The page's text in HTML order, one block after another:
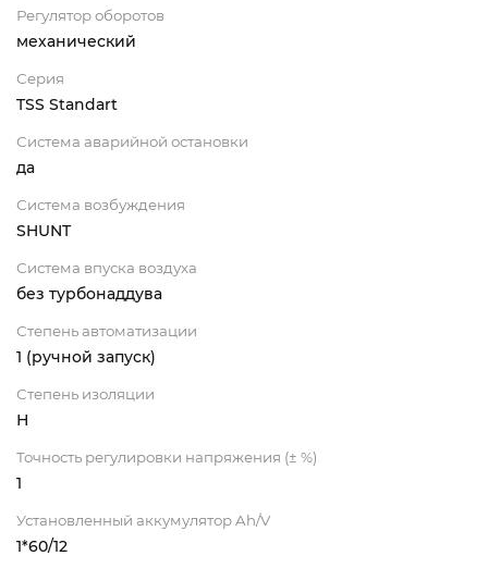
Регулятор оборотов
механический
Серия
TSS Standart
Система аварийной остановки
да
Система возбуждения
SHUNT
Система впуска воздуха
без турбонаддува
Степень автоматизации
1 (ручной запуск)
Степень изоляции
Н
Точность регулировки напряжения (± %)
1
Установленный аккумулятор Ah/V
1*60/12